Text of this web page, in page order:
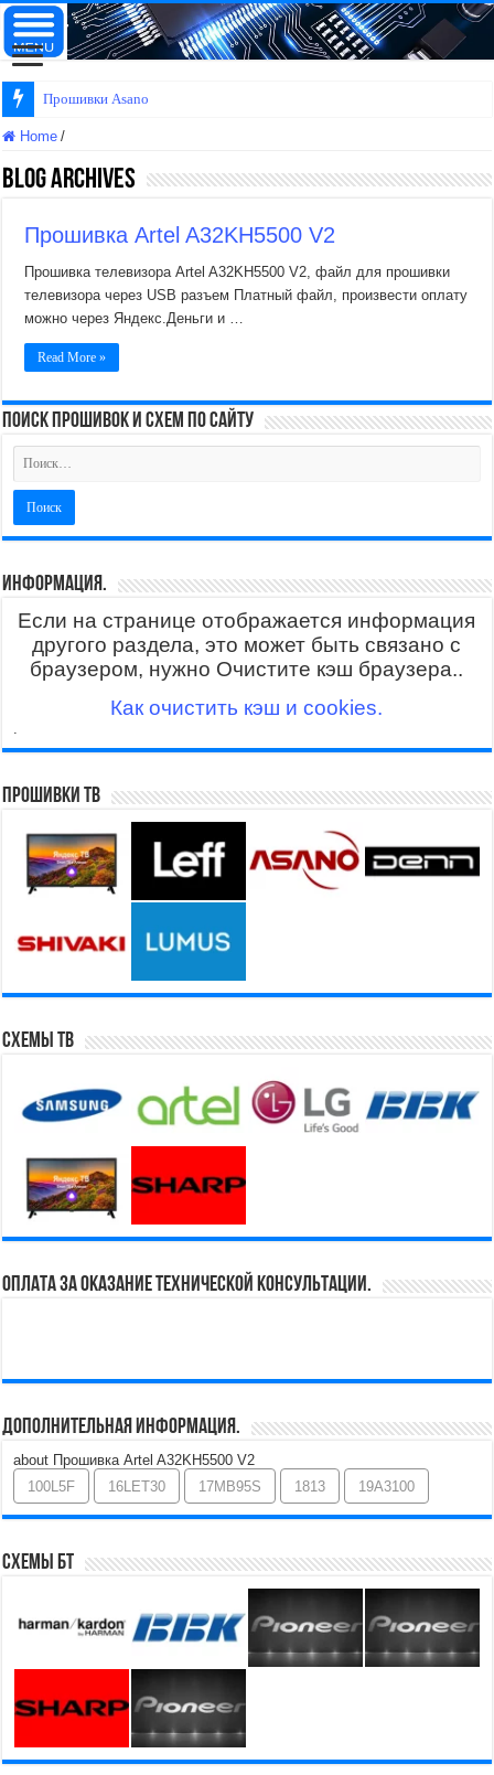
Прошивки Asano
Home /
Blog Archives
Прошивка Artel A32KH5500 V2
Прошивка телевизора Artel A32KH5500 V2, файл для прошивки
телевизора через USB разъем Платный файл, произвести оплату
можно через Яндекс.Деньги и …
Read More »
поиск прошивок и схем по сайту
Информация.
Если на странице отображается информация
другого раздела, это может быть связано с
браузером, нужно Очистите кэш браузера..
Как очистить кэш и cookies.
.
Прошивки ТВ
Схемы ТВ
Оплата за оказание технической консультации.
Дополнительная информация.
about Прошивка Artel A32KH5500 V2
100L5F
16LET30 17MB95S 1813 19A3100
Схемы БТ